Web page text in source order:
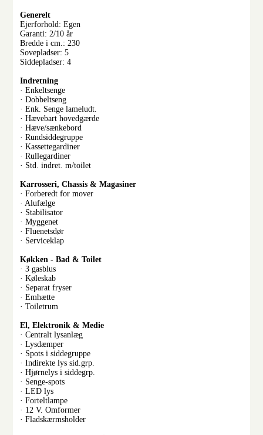
Generelt
Ejerforhold: Egen
Garanti: 2/10 år
Bredde i cm.: 230
Sovepladser: 5
Siddepladser: 4
Indretning
· Enkeltsenge
· Dobbeltseng
· Enk. Senge lameludt.
· Hævebart hovedgærde
· Hæve/sænkebord
· Rundsiddegruppe
· Kassettegardiner
· Rullegardiner
· Std. indret. m/toilet
Karrosseri, Chassis & Magasiner
· Forberedt for mover
· Alufælge
· Stabilisator
· Myggenet
· Fluenetsdør
· Serviceklap
Køkken - Bad & Toilet
· 3 gasblus
· Køleskab
· Separat fryser
· Emhætte
· Toiletrum
El, Elektronik & Medie
· Centralt lysanlæg
· Lysdæmper
· Spots i siddegruppe
· Indirekte lys sid.grp.
· Hjørnelys i siddegrp.
· Senge-spots
· LED lys
· Forteltlampe
· 12 V. Omformer
· Fladskærmsholder